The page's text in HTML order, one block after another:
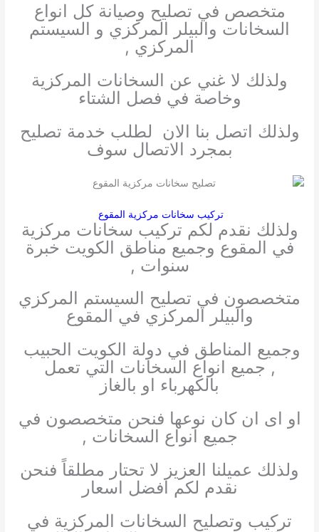
متخصص في تصليح وصيانة كل انواع
السخانات والبيلر المركزي و السيستم
المركزي ,
ولذلك لا غني عن السخانات المركزية
وخاصة في فصل الشتاء
ولذلك اتصل بنا الان لطلب خدمة تصليح
بمجرد الاتصال سوف
تركيب سخانات مركزية المقوع
ولذلك نقدم لكم تركيب سخانات مركزية
في المقوع وجميع مناطق الكويت خبرة
سنوات ,
متخصصون في تصليح السيستم المركزي
والبيلر المركزي في المقوع
وجميع المناطق في دولة الكويت الحبيب
, جميع انواع السخانات التي تعمل
بالكهرباء او بالغاز
او اى ان كان نوعها فنحن متخصصون في
جميع انواع السخانات ,
ولذلك عميلنا العزيز لا تحتار مطلقاً فنحن
نقدم لكم افضل اسعار
تركيب وتصليح السخانات المركزية في